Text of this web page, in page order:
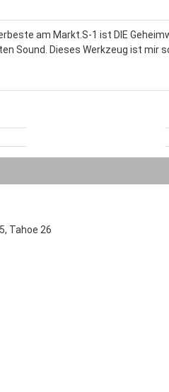
am Markt.S-1 ist DIE
Sound. Dieses Werkzeug ist mir
Tahoe 26